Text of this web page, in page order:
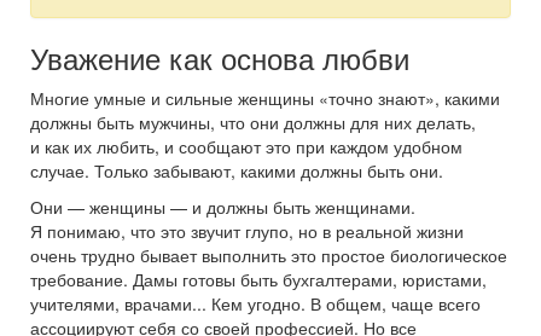
Уважение как основа любви
Многие умные и сильные женщины «точно знают», какими
должны быть мужчины, что они должны для них делать,
и как их любить, и сообщают это при каждом удобном
случае. Только забывают, какими должны быть они.
Они — женщины — и должны быть женщинами.
Я понимаю, что это звучит глупо, но в реальной жизни
очень трудно бывает выполнить это простое биологическое
требование. Дамы готовы быть бухгалтерами, юристами,
учителями, врачами... Кем угодно. В общем, чаще всего
ассоциируют себя со своей профессией. Но все